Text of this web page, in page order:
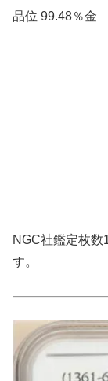
品位 99.48％金
NGC社鑑定枚
す。